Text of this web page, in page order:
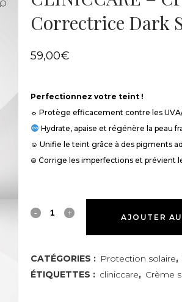
Correctrice Dark
59,00€
Perfectionnez votre teint !
☼ Protège efficacement contre les
Hydrate, apaise et régénère la peau
☺︎ Unifie le teint grâce à des pigments
⊜ Corrige les imperfections et prévient
CLINICCARE
Crème
dermo-
AJOUTER
CATÉGORIES : Protection solaire,
ÉTIQUETTES : cliniccare, Crème